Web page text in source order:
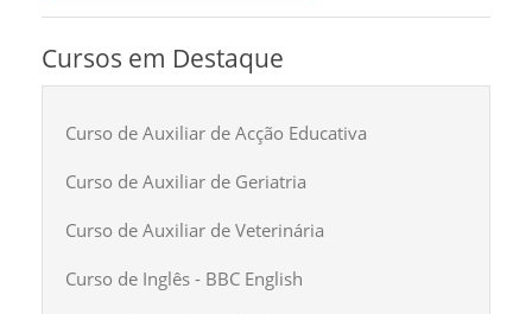
Cursos em Destaque
Curso de Auxiliar de Acção Educativa
Curso de Auxiliar de Geriatria
Curso de Auxiliar de Veterinária
Curso de Inglês - BBC English